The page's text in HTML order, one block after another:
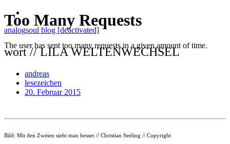
analogsoul blog [deactivated]
wort // LILA WELTENWECHSEL
andreas
lesezeichen
20. Februar 2015
Bild: Mit den Zweien sieht man besser // Christian Seeling // Copyright